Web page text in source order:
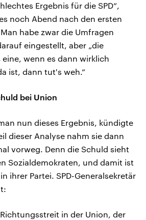
Ergebnis für die SPD“,
noch Abend nach den ersten
habe zwar die Umfragen
eingestellt, aber „die
wenn es dann wirklich
ist, dann tut's weh.“
bei Union
nun dieses Ergebnis, kündigte
dieser Analyse nahm sie dann
vorweg. Denn die Schuld sieht
Sozialdemokraten, und damit ist
ihrer Partei. SPD-Generalsekretär
in der Union, der